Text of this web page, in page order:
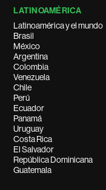
LATINOAMÉRICA
Latinoamérica y el mundo
Brasil
México
Argentina
Colombia
Venezuela
Chile
Perú
Ecuador
Panamá
Uruguay
Costa Rica
El Salvador
República Dominicana
Guatemala